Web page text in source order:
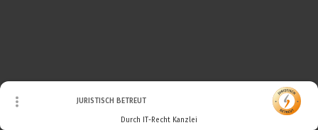
JURISTISCH BETREUT
Durch IT-Recht Kanzlei